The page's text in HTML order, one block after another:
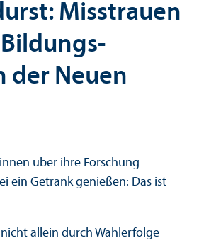
Misstrauen
Bildungs­
der Neuen
über ihre Forschung
ein Getränk genießen: Das ist
allein durch Wahlerfolge